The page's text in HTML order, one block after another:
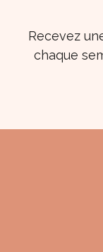
Recevez
chaque